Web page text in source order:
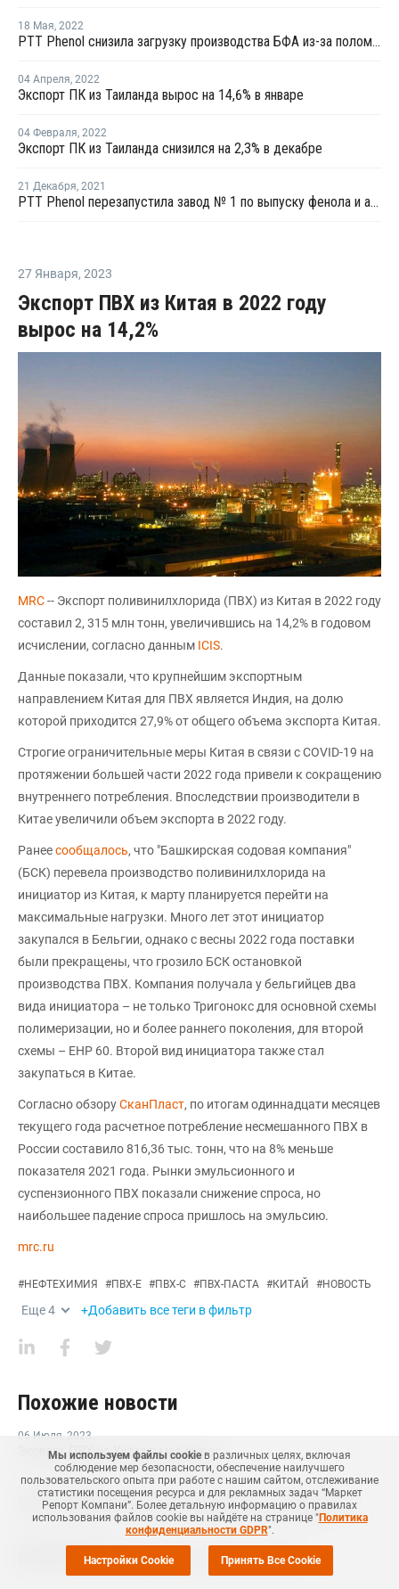
18 Мая, 2022
PTT Phenol снизила загрузку производства БФА из-за поломки
04 Апреля, 2022
Экспорт ПК из Таиланда вырос на 14,6% в январе
04 Февраля, 2022
Экспорт ПК из Таиланда снизился на 2,3% в декабре
21 Декабря, 2021
PTT Phenol перезапустила завод № 1 по выпуску фенола и ацетона в Таиланде после планового ремонта
27 Января, 2023
Экспорт ПВХ из Китая в 2022 году
вырос на 14,2%
MRС-- Экспорт поливинилхлорида (ПВХ) из Китая в 2022 году
составил 2, 315 млн тонн, увеличившись на 14,2% в годовом
исчислении, согласно данным ICIS.
Данные показали, что крупнейшим экспортным
направлением Китая для ПВХ является Индия, на долю
которой приходится 27,9% от общего объема экспорта Китая.
Строгие ограничительные меры Китая в связи с COVID-19 на
протяжении большей части 2022 года привели к сокращению
внутреннего потребления. Впоследствии производители в
Китае увеличили объем экспорта в 2022 году.
Ранеесообщалось, что "Башкирская содовая компания"
(БСК) перевела производство поливинилхлорида на
инициатор из Китая, к марту планируется перейти на
максимальные нагрузки. Много лет этот инициатор
закупался в Бельгии, однако с весны 2022 года поставки
были прекращены, что грозило БСК остановкой
производства ПВХ. Компания получала у бельгийцев два
вида инициатора – не только Тригонокс для основной схемы
полимеризации, но и более раннего поколения, для второй
схемы – EHP 60. Второй вид инициатора также стал
закупаться в Китае.
Согласно обзоруСканПласт, по итогам одиннадцати месяцев
текущего года расчетное потребление несмешанного ПВХ в
России составило 816,36 тыс. тонн, что на 8% меньше
показателя 2021 года. Рынки эмульсионного и
суспензионного ПВХ показали снижение спроса, но
наибольшее падение спроса пришлось на эмульсию.
mrc.ru
#НЕФТЕХИМИЯ #ПВХ-Е #ПВХ-С #ПВХ-ПАСТА #КИТАЙ #НОВОСТЬ
Еще4 +Добавить все теги в фильтр
Похожие новости
06 Июля, 2023
Экспорт ПВХ из Китая в мае вырос
13 Апреля,2023
Спрос на ПВХ в Китае растет медленнее чем ожидалось
01 Декабря,2022
Импорт ММА в Китай вырос в 2,5 раза в октябре
Мы используем файлы cookieв различных целях, включая
соблюдение мер безопасности, обеспечение наилучшего
пользовательского опыта при работе с нашим сайтом, отслеживание
статистики посещения ресурса и для рекламных задач “Маркет
Репорт Компани”. Более детальную информацию о правилах
использования файлов cookie вы найдёте на странице "Политика
конфиденциальности GDPR".
Настройки Cookie Принять Все Cookie